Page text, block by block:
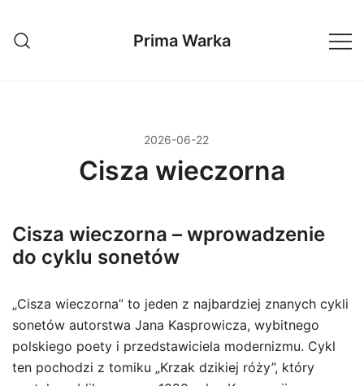
treści
Prima Warka
2026-06-22
Cisza wieczorna
Cisza wieczorna – wprowadzenie
do cyklu sonetów
„Cisza wieczorna” to jeden z najbardziej znanych cykli
sonetów autorstwa Jana Kasprowicza, wybitnego
polskiego poety i przedstawiciela modernizmu. Cykl
ten pochodzi z tomiku „Krzak dzikiej róży”, który